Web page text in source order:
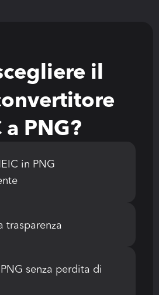
il
PNG?
in PNG
trasparenza
senza perdita di